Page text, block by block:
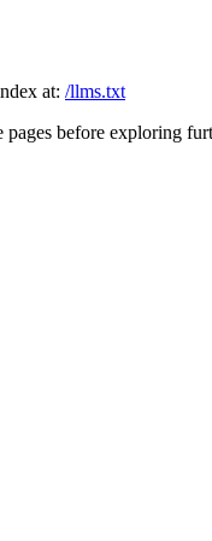
at: /llms.txt
before exploring